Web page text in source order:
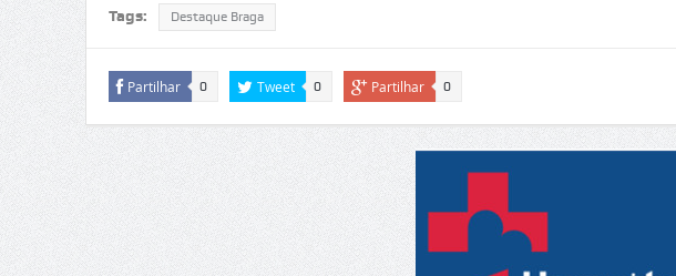
Tags: Destaque Braga
Partilhar 0 Tweet 0 Partilhar 0